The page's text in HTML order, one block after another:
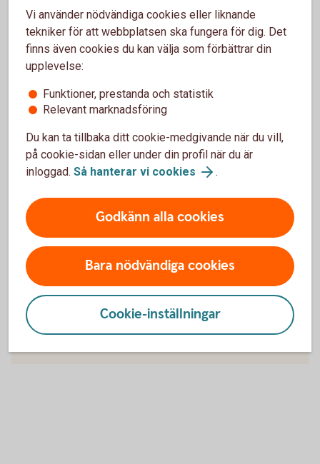
Öppettider telefon
internetbanken, appen och andra digitala tjänster.
Ring 0771-97 75 12
För att se detta innehåll behöver du först
godkänna cookies för Funktioner, prestanda
och statistik.
Inställningar för cookies
Vi använder nödvändiga cookies eller liknande
tekniker för att webbplatsen ska fungera för dig. Det
finns även cookies du kan välja som förbättrar din
upplevelse:
Funktioner, prestanda och statistik
Relevant marknadsföring
Du kan ta tillbaka ditt cookie-medgivande när du vill,
på cookie-sidan eller under din profil när du är
inloggad. Så hanterar vi cookies .
Godkänn alla cookies
Bara nödvändiga cookies
Cookie-inställningar